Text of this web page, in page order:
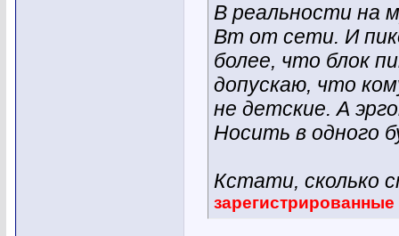
В реальности на
Вт от сети. И
более, что блок
допускаю, что
не детские. А
Носить в одного
Кстати, сколько